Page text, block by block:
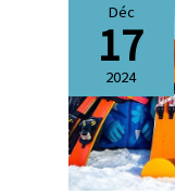
Déc
17
2024